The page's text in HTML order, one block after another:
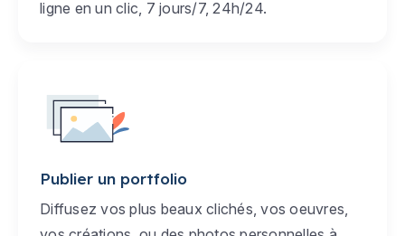
ligne en un clic, 7 jours/7, 24h/24.
Publier un portfolio
Diffusez vos plus beaux clichés, vos oeuvres,